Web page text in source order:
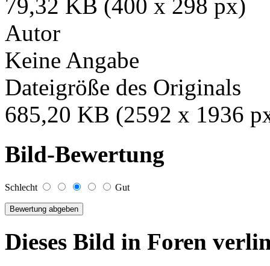
79,32 KB (400 x 298 px)
Autor
Keine Angabe
Dateigröße des Originals
685,20 KB (2592 x 1936
Bild-Bewertung
Schlecht Gut
Dieses Bild in Foren